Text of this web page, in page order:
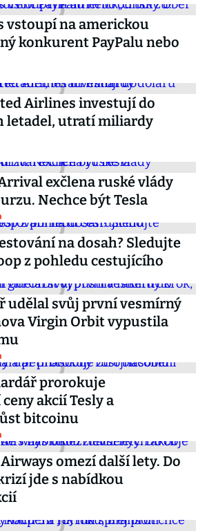
vstoupí na americkou
konkurent PayPalu nebo
Airlines investují do
letadel, utratí miliardy
exčlena ruské vlády
Nechce být Tesla
na dosah? Sledujte
z pohledu cestujícího
udělal svůj první vesmírný
Virgin Orbit vypustila
prorokuje
akcií Tesly a
bitcoinu
omezí další lety. Do
jde s nabídkou